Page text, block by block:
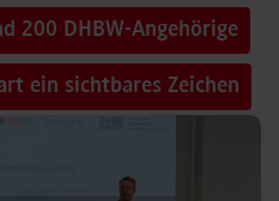
200 DHBW-Angehörige
ein sichtbares Zeichen